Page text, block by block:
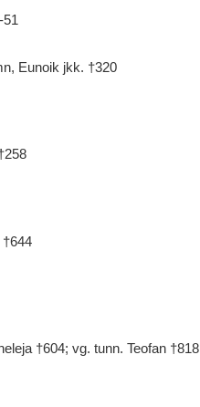
51
Eunoik jkk. †320
†604; vg. tunn. Teofan †818